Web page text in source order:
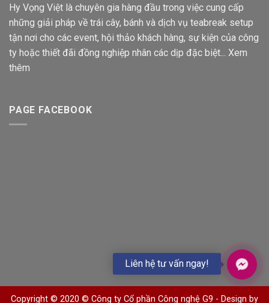
Hy Vọng Việt là chuyên gia hàng đầu trong việc cung cấp
những giải pháp về trái cây, bánh và dịch vụ teabreak setup
tận nơi cho các event, hội thảo khách hàng, sự kiện của công
ty hoặc thiết đãi đồng nghiệp nhân các dịp đặc biệt... Xem
thêm
PAGE FACEBOOK
Copyright © 2020 © Công ty Cổ phần Công nghệ G9 - Design by
Liên hệ tư vấn ngay!